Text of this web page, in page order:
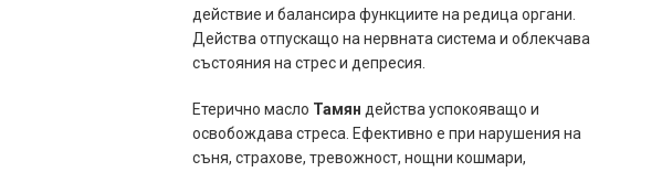
действие и балансира функциите на редица органи.
Действа отпускащо на нервната система и облекчава
състояния на стрес и депресия.
Етерично масло Тамян действа успокояващо и
освобождава стреса. Ефективно е при нарушения на
съня, страхове, тревожност, нощни кошмари,